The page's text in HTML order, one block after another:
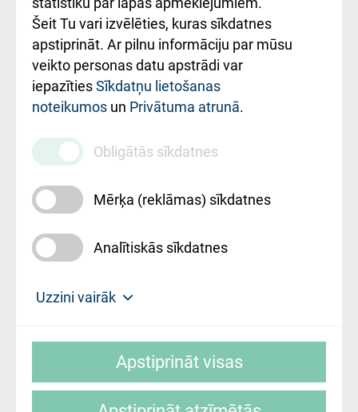
Rekvizīti un
ārstniecības
iestādes kods
010000234
Maksas
pakalpojumu
cenrādis
Šeit Tu vari izvēlēties, kuras sīkdatnes
apstiprināt. Ar pilnu informāciju par mūsu
veikto personas datu apstrādi var
iepazītiesSīkdatņu lietošanas
noteikumos un Privātuma atrunā.
Obligātās sīkdatnes
Mērķa (reklāmas) sīkdatnes
Analītiskās sīkdatnes
Uzzini vairāk
slimnīca, turpmāk – Pārzinis, sīkdatņu
Apstiprināt visas